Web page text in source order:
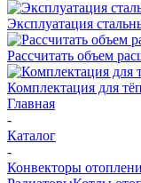
Эксплуатация
Рассчитать объем
Комплектация для
Главная
-
Каталог
-
Конвекторы